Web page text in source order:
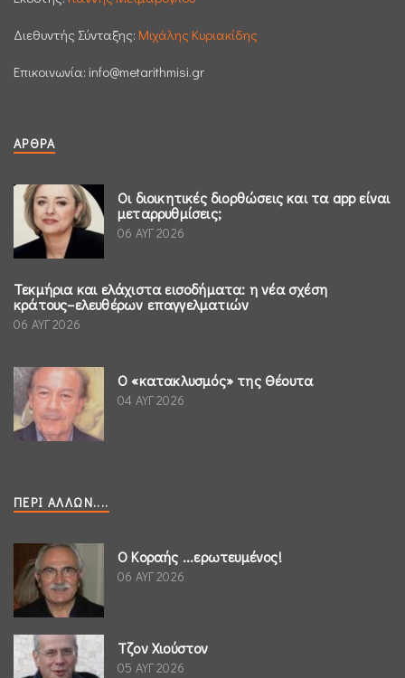
Διεθυντής Σύνταξης: Μιχάλης Κυριακίδης
Επικοινωνία: info@metarithmisi.gr
ΆΡΘΡΑ
Οι διοικητικές διορθώσεις και τα app είναι
μεταρρυθμίσεις;
06 ΑΥΓ 2026
Τεκμήρια και ελάχιστα εισοδήματα: η νέα σχέση
κράτους–ελευθέρων επαγγελματιών
06 ΑΥΓ 2026
Ο «κατακλυσμός» της Θέουτα
04 ΑΥΓ 2026
ΠΕΡΊ ΆΛΛΩΝ....
Ο Κοραής ...ερωτευμένος!
06 ΑΥΓ 2026
Τζον Χιούστον
05 ΑΥΓ 2026